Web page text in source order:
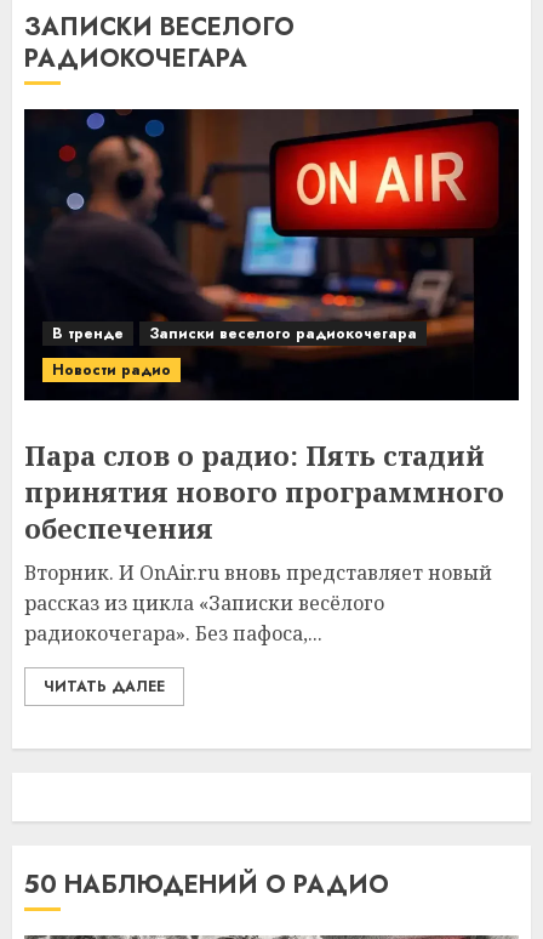
ЗАПИСКИ ВЕСЕЛОГО
РАДИОКОЧЕГАРА
В тренде
Записки веселого радиокочегара
Новости радио
Пара слов о радио: Пять стадий
принятия нового программного
обеспечения
Вторник. И OnAir.ru вновь представляет новый
рассказ из цикла «Записки весёлого
радиокочегара». Без пафоса,...
ЧИТАТЬ ДАЛЕЕ
50 НАБЛЮДЕНИЙ О РАДИО